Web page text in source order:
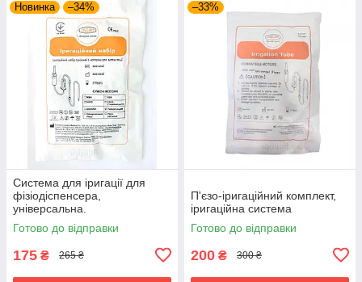
Новинка –34%
Система для іригації для
фізіодіспенсера,
універсальна.
Готово до відправки
175 ₴ 265 ₴
–33%
П'єзо-іригаційний комплект,
іригаційна система
Готово до відправки
200 ₴ 300 ₴